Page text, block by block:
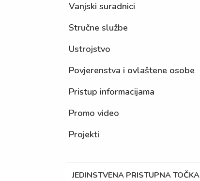
Vanjski suradnici
Stručne službe
Ustrojstvo
Povjerenstva i ovlaštene osobe
Pristup informacijama
Promo video
Projekti
JEDINSTVENA PRISTUPNA TOČKA